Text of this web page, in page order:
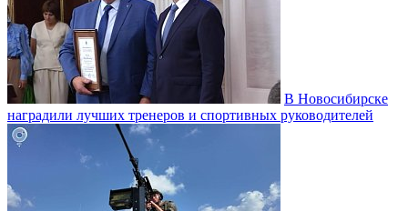
В Новосибирске
наградили лучших тренеров и спортивных руководителей